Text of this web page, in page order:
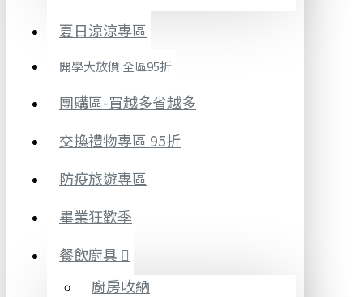
夏日涼涼專區
開學大放價 全區95折
團購區-買越多省越多
交換禮物專區 95折
防疫旅遊專區
畢業狂歡季
餐飲廚具
廚房收納